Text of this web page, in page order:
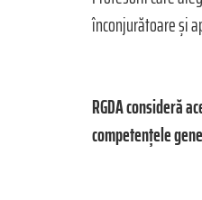
înconjurătoare și
RGDA consideră
competențele